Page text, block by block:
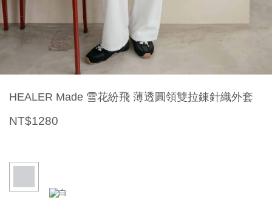
HEALER Made 雪花紛飛 薄透圓領雙拉鍊針織外套
NT$1280